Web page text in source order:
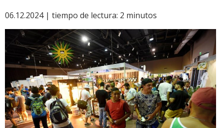
06.12.2024 | tiempo de lectura: 2 minutos